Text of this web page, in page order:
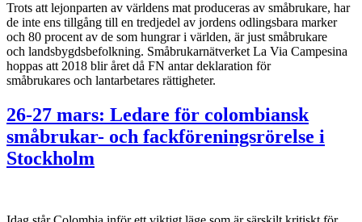
Trots att lejonparten av världens mat produceras av småbrukare, har
de inte ens tillgång till en tredjedel av jordens odlingsbara marker
och 80 procent av de som hungrar i världen, är just småbrukare
och landsbygdsbefolkning. Småbrukarnätverket La Via Campesina
hoppas att 2018 blir året då FN antar deklaration för
småbrukares och lantarbetares rättigheter.
26-27 mars: Ledare för colombiansk
småbrukar- och fackföreningsrörelse i
Stockholm